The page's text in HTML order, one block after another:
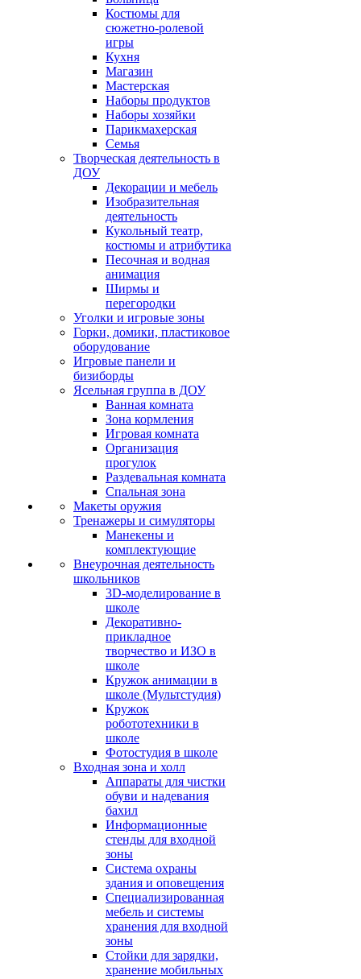
Костюмы для
сюжетно-ролевой
игры
Кухня
Магазин
Мастерская
Наборы продуктов
Наборы хозяйки
Парикмахерская
Семья
Творческая деятельность в
ДОУ
Декорации и мебель
Изобразительная
деятельность
Кукольный театр,
костюмы и атрибутика
Песочная и водная
анимация
Ширмы и
перегородки
Уголки и игровые зоны
Горки, домики, пластиковое
оборудование
Игровые панели и
бизиборды
Ясельная группа в ДОУ
Ванная комната
Зона кормления
Игровая комната
Организация
прогулок
Раздевальная комната
Спальная зона
Макеты оружия
Тренажеры и симуляторы
Манекены и
комплектующие
Внеурочная деятельность
школьников
3D-моделирование в
школе
Декоративно-
прикладное
творчество и ИЗО в
школе
Кружок анимации в
школе (Мультстудия)
Кружок
робототехники в
школе
Фотостудия в школе
Входная зона и холл
Аппараты для чистки
обуви и надевания
бахил
Информационные
стенды для входной
зоны
Система охраны
здания и оповещения
Специализированная
мебель и системы
хранения для входной
зоны
Стойки для зарядки,
хранение мобильных